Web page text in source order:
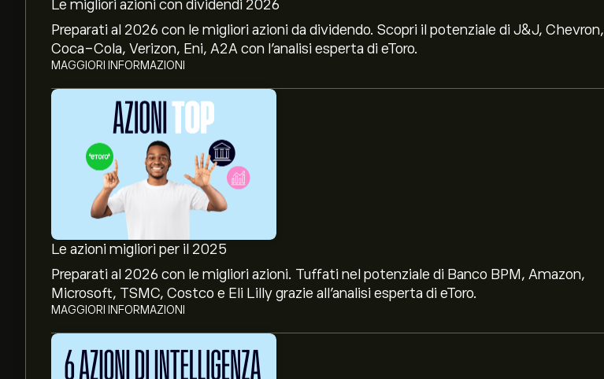
Le migliori azioni con dividendi 2026
Preparati al 2026 con le migliori azioni da dividendo. Scopri il potenziale di J&J, Chevron,
Coca-Cola, Verizon, Eni, A2A con l’analisi esperta di eToro.
MAGGIORI INFORMAZIONI
Le azioni migliori per il 2025
Preparati al 2026 con le migliori azioni. Tuffati nel potenziale di Banco BPM, Amazon,
Microsoft, TSMC, Costco e Eli Lilly grazie all’analisi esperta di eToro.
MAGGIORI INFORMAZIONI